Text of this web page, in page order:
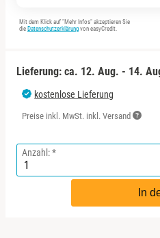
Mit dem Klick auf "Mehr Infos" akzeptieren Sie
die Datenschutzerklärung von easyCredit.
Lieferung: ca. 12. Aug. - 14.
kostenlose Lieferung
Preise inkl. MwSt. inkl. Versand
Anzahl:
In
Blieskastel
Bonn
Bostalsee